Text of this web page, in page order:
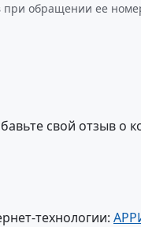
при обращении ее
свой отзыв о
технологии: